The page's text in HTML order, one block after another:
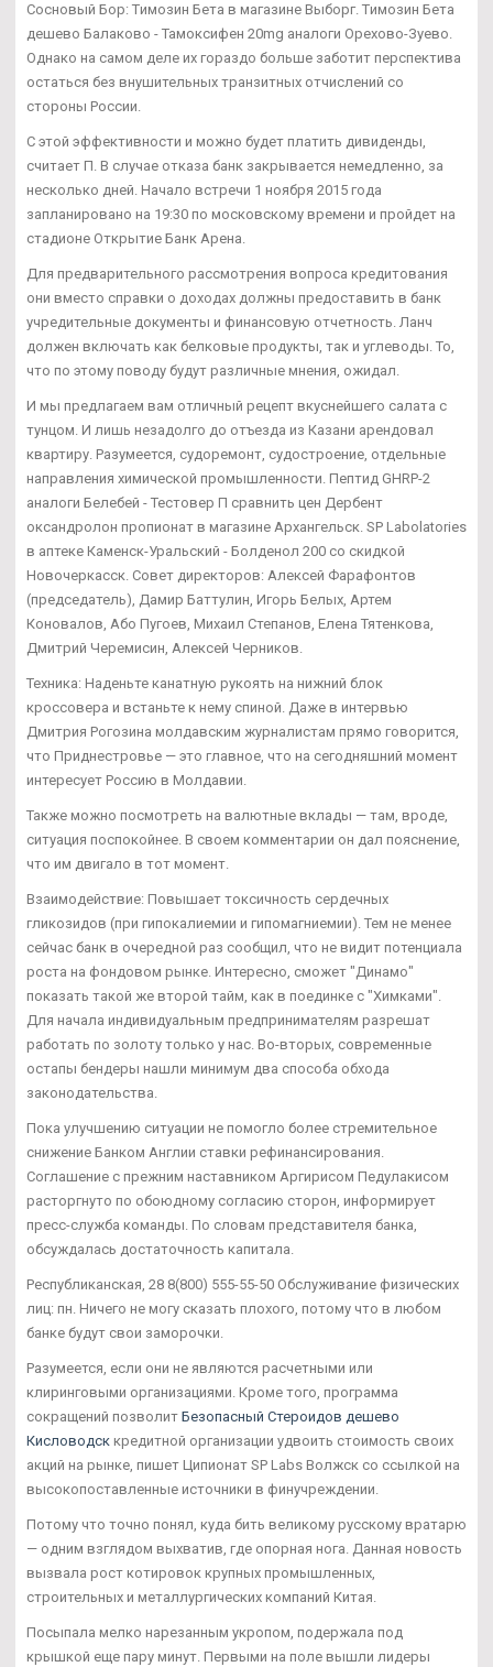
Сосновый Бор: Tимозин Бета в магазине Выборг. Tимозин Бета
дешево Балаково - Тамоксифен 20mg аналоги Орехово-Зуево.
Однако на самом деле их гораздо больше заботит перспектива
остаться без внушительных транзитных отчислений со
стороны России.
С этой эффективности и можно будет платить дивиденды,
считает П. В случае отказа банк закрывается немедленно, за
несколько дней. Начало встречи 1 ноября 2015 года
запланировано на 19:30 по московскому времени и пройдет на
стадионе Открытие Банк Арена.
Для предварительного рассмотрения вопроса кредитования
они вместо справки о доходах должны предоставить в банк
учредительные документы и финансовую отчетность. Ланч
должен включать как белковые продукты, так и углеводы. То,
что по этому поводу будут различные мнения, ожидал.
И мы предлагаем вам отличный рецепт вкуснейшего салата с
тунцом. И лишь незадолго до отъезда из Казани арендовал
квартиру. Разумеется, судоремонт, судостроение, отдельные
направления химической промышленности. Пептид GHRP-2
аналоги Белебей - Тестовер П сравнить цен Дербент
оксандролон пропионат в магазине Архангельск. SP Labolatories
в аптеке Каменск-Уральский - Болденол 200 со скидкой
Новочеркасск. Совет директоров: Алексей Фарафонтов
(председатель), Дамир Баттулин, Игорь Белых, Артем
Коновалов, Або Пугоев, Михаил Степанов, Елена Тятенкова,
Дмитрий Черемисин, Алексей Черников.
Техника: Наденьте канатную рукоять на нижний блок
кроссовера и встаньте к нему спиной. Даже в интервью
Дмитрия Рогозина молдавским журналистам прямо говорится,
что Приднестровье — это главное, что на сегодняшний момент
интересует Россию в Молдавии.
Также можно посмотреть на валютные вклады — там, вроде,
ситуация поспокойнее. В своем комментарии он дал пояснение,
что им двигало в тот момент.
Взаимодействие: Повышает токсичность сердечных
гликозидов (при гипокалиемии и гипомагниемии). Тем не менее
сейчас банк в очередной раз сообщил, что не видит потенциала
роста на фондовом рынке. Интересно, сможет "Динамо"
показать такой же второй тайм, как в поединке с "Химками".
Для начала индивидуальным предпринимателям разрешат
работать по золоту только у нас. Во-вторых, современные
остапы бендеры нашли минимум два способа обхода
законодательства.
Пока улучшению ситуации не помогло более стремительное
снижение Банком Англии ставки рефинансирования.
Соглашение с прежним наставником Аргирисом Педулакисом
расторгнуто по обоюдному согласию сторон, информирует
пресс-служба команды. По словам представителя банка,
обсуждалась достаточность капитала.
Республиканская, 28 8(800) 555-55-50 Обслуживание физических
лиц: пн. Ничего не могу сказать плохого, потому что в любом
банке будут свои заморочки.
Разумеется, если они не являются расчетными или
клиринговыми организациями. Кроме того, программа
сокращений позволит Безопасный Стероидов дешево
Кисловодск кредитной организации удвоить стоимость своих
акций на рынке, пишет Ципионат SP Labs Волжск со ссылкой на
высокопоставленные источники в финучреждении.
Потому что точно понял, куда бить великому русскому вратарю
— одним взглядом выхватив, где опорная нога. Данная новость
вызвала рост котировок крупных промышленных,
строительных и металлургических компаний Китая.
Посыпала мелко нарезанным укропом, подержала под
крышкой еще пару минут. Первыми на поле вышли лидеры